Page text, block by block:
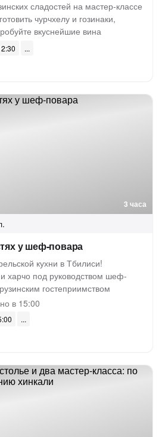
сладостей на мастер-классе
чурчхелу и гозинаки,
вкуснейшие вина
3 часа
у шеф-повара
кухни в Тбилиси!
и харчо под руководством шеф-
гостеприимством
в 15:00